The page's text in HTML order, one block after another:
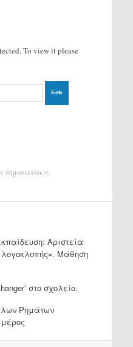
To view it please
δημοσιεύσεις.
Αριστεία
λογοκλοπής». Μάθηση
στο σχολείο.
Ρημάτων